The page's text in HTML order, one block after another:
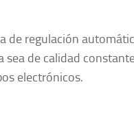
de regulación
sea de calidad
electrónicos.